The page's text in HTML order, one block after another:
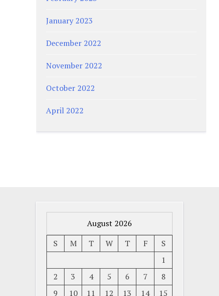
January 2023
December 2022
November 2022
October 2022
April 2022
August 2026
S
M T W T F
S
1
2
3 4 5 6 7
8
9
10 11 12 13 14 15